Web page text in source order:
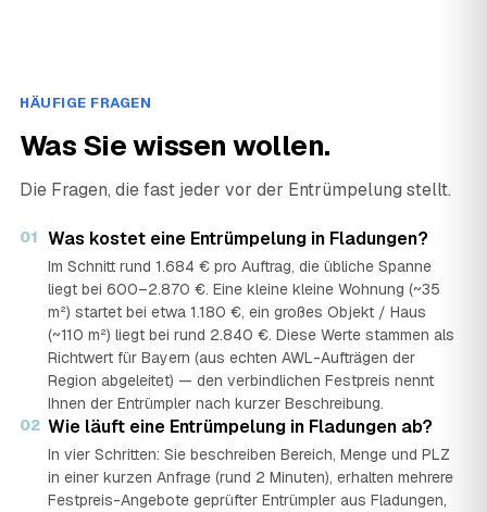
HÄUFIGE FRAGEN
Was Sie wissen wollen.
Die Fragen, die fast jeder vor der Entrümpelung stellt.
01 Was kostet eine Entrümpelung in Fladungen?
Im Schnitt rund 1.684 € pro Auftrag, die übliche Spanne
liegt bei 600–2.870 €. Eine kleine kleine Wohnung (~35
m²) startet bei etwa 1.180 €, ein großes Objekt / Haus
(~110 m²) liegt bei rund 2.840 €. Diese Werte stammen als
Richtwert für Bayern (aus echten AWL-Aufträgen der
Region abgeleitet) — den verbindlichen Festpreis nennt
Ihnen der Entrümpler nach kurzer Beschreibung.
02 Wie läuft eine Entrümpelung in Fladungen ab?
In vier Schritten: Sie beschreiben Bereich, Menge und PLZ
in einer kurzen Anfrage (rund 2 Minuten), erhalten mehrere
Festpreis-Angebote geprüfter Entrümpler aus Fladungen,